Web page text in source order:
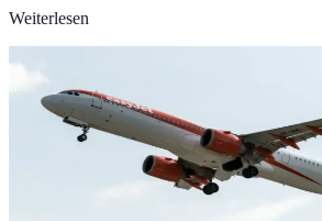
Weiterlesen